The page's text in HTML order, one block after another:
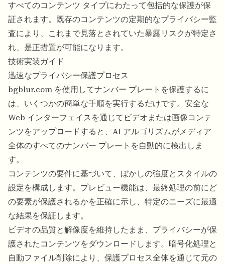
すべてのコンテンツ タイプにわたって包括的な保護が保
証されます。既存のコンテンツの定期的なプライバシー監
査により、これまで見落とされていた暴露リスクが特定さ
れ、是正措置が可能になります。
技術実装ガイド
迅速なプライバシー保護プロセス
bgblur.com を使用してナンバー プレートを保護するに
は、いくつかの簡単な手順を実行するだけです。安全な
Web インターフェイスを通じてビデオまたは画像コンテ
ンツをアップロードすると、AI アルゴリズムがメディア
全体のすべてのナンバー プレートを自動的に検出しま
す。
コンテンツの要件に基づいて、ぼかしの強度とスタイルの
設定を構成します。プレビュー機能は、最終処理の前にど
の要素が保護されるかを正確に示し、特定のニーズに最適
な結果を保証します。
ビデオの品質と解像度を維持したまま、プライバシーが保
護されたコンテンツをダウンロードします。暗号化処理と
自動ファイル削除により、保護プロセス全体を通じて元の